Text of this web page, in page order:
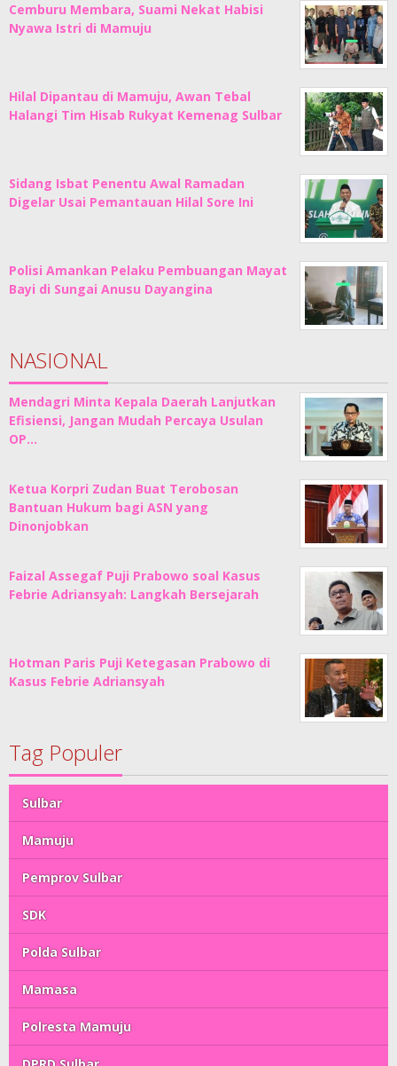
Cemburu Membara, Suami Nekat Habisi
Nyawa Istri di Mamuju
Hilal Dipantau di Mamuju, Awan Tebal
Halangi Tim Hisab Rukyat Kemenag Sulbar
Sidang Isbat Penentu Awal Ramadan
Digelar Usai Pemantauan Hilal Sore Ini
Polisi Amankan Pelaku Pembuangan Mayat
Bayi di Sungai Anusu Dayangina
NASIONAL
Mendagri Minta Kepala Daerah Lanjutkan
Efisiensi, Jangan Mudah Percaya Usulan
OP…
Ketua Korpri Zudan Buat Terobosan
Bantuan Hukum bagi ASN yang
Dinonjobkan
Faizal Assegaf Puji Prabowo soal Kasus
Febrie Adriansyah: Langkah Bersejarah
Hotman Paris Puji Ketegasan Prabowo di
Kasus Febrie Adriansyah
Tag Populer
Sulbar
Mamuju
Pemprov Sulbar
SDK
Polda Sulbar
Mamasa
Polresta Mamuju